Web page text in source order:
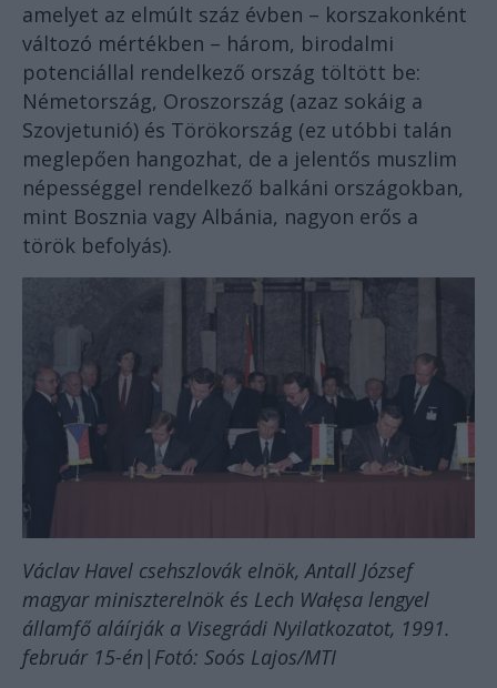
amelyet az elmúlt száz évben – korszakonként
változó mértékben – három, birodalmi
potenciállal rendelkező ország töltött be:
Németország, Oroszország (azaz sokáig a
Szovjetunió) és Törökország (ez utóbbi talán
meglepően hangozhat, de a jelentős muszlim
népességgel rendelkező balkáni országokban,
mint Bosznia vagy Albánia, nagyon erős a
török befolyás).
Václav Havel csehszlovák elnök, Antall József
magyar miniszterelnök és Lech Wałęsa lengyel
államfő aláírják a Visegrádi Nyilatkozatot, 1991.
február 15-én|Fotó: Soós Lajos/MTI